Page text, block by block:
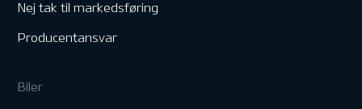
Nej tak til markedsføring
Producentansvar
Biler